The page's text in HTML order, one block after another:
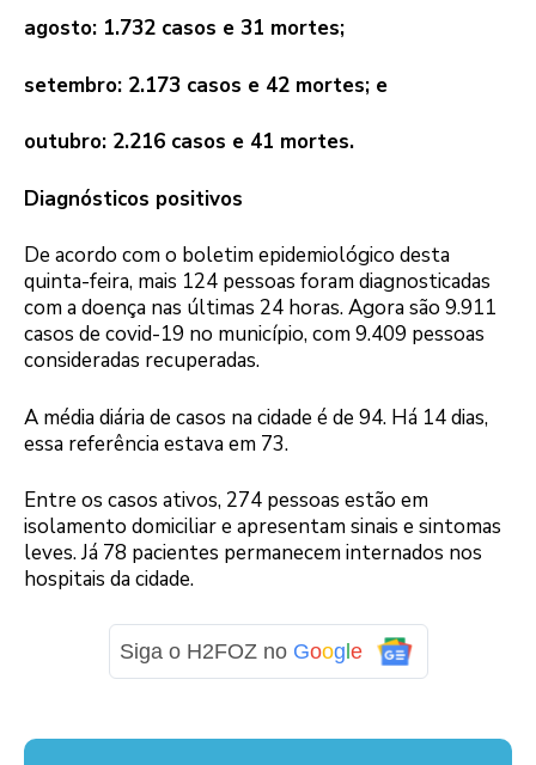
agosto: 1.732 casos e 31 mortes;
setembro: 2.173 casos e 42 mortes; e
outubro: 2.216 casos e 41 mortes.
Diagnósticos positivos
De acordo com o boletim epidemiológico desta
quinta-feira, mais 124 pessoas foram diagnosticadas
com a doença nas últimas 24 horas. Agora são 9.911
casos de covid-19 no município, com 9.409 pessoas
consideradas recuperadas.
A média diária de casos na cidade é de 94. Há 14 dias,
essa referência estava em 73.
Entre os casos ativos, 274 pessoas estão em
isolamento domiciliar e apresentam sinais e sintomas
leves. Já 78 pacientes permanecem internados nos
hospitais da cidade.
Siga o H2FOZ no Google